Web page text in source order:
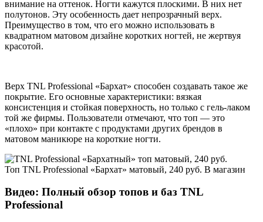
внимание на оттенок. Ногти кажутся плоскими. В них нет
полутонов. Эту особенность дает непрозрачный верх.
Преимущество в том, что его можно использовать в
квадратном матовом дизайне коротких ногтей, не жертвуя
красотой.
Верх TNL Professional «Бархат» способен создавать такое же
покрытие. Его основные характеристики: вязкая
консистенция и стойкая поверхность, но только с гель-лаком
той же фирмы. Пользователи отмечают, что топ — это
«плохо» при контакте с продуктами других брендов в
матовом маникюре на короткие ногти.
Топ TNL Professional «Бархат» матовый, 240 руб. В магазин
Видео: Полный обзор топов и баз TNL
Professional